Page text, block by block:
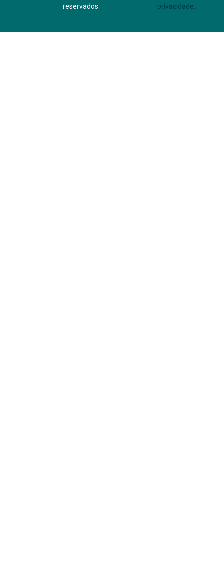
reservados.
privacidade.